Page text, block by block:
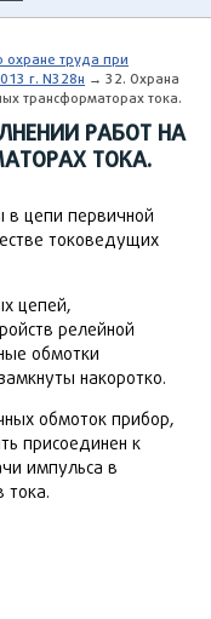
охране труда при
г. N328н → 32. Охрана
трансформаторах тока.
РАБОТ НА
ТОКА.
в цепи первичной
токоведущих
цепей,
релейной
обмотки
накоротко.
обмоток прибор,
присоединен к
импульса в
тока.